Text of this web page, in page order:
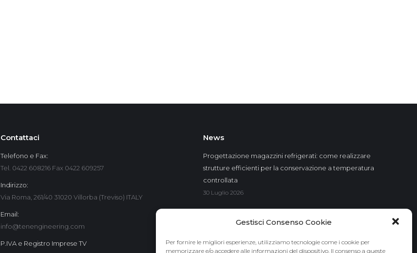
Gestisci Consenso Cookie
Per fornire le migliori esperienze, utilizziamo tecnologie come i cookie per
memorizzare e/o accedere alle informazioni del dispositivo. Il consenso a queste
Contattaci
Telefono e Fax:
Tel. 0422 608216 Fax 0422 609257
Indirizzo:
Via Roma, 261/40 31020 Villorba (Treviso) ITALY
Email:
info@tenengineering.com
P.IVA e Registro Imprese TV
News
Progettazione magazzini refrigerati: come realizzare
strutture efficienti per la conservazione a temperatura
controllata
30 Luglio 2026
20 Luglio 2026
Progettazione impianti stagionatura formaggi: un